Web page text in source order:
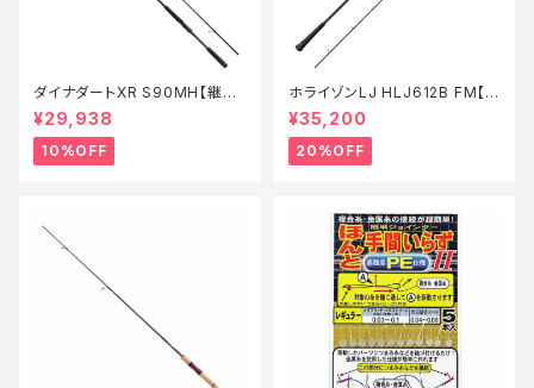
ダイナダートXR S90MH【継続
セール_ロッド】【10】
¥29,938
10%OFF
ホライゾンLJ HLJ612B FM【特
価ロッド】【20】
¥35,200
20%OFF